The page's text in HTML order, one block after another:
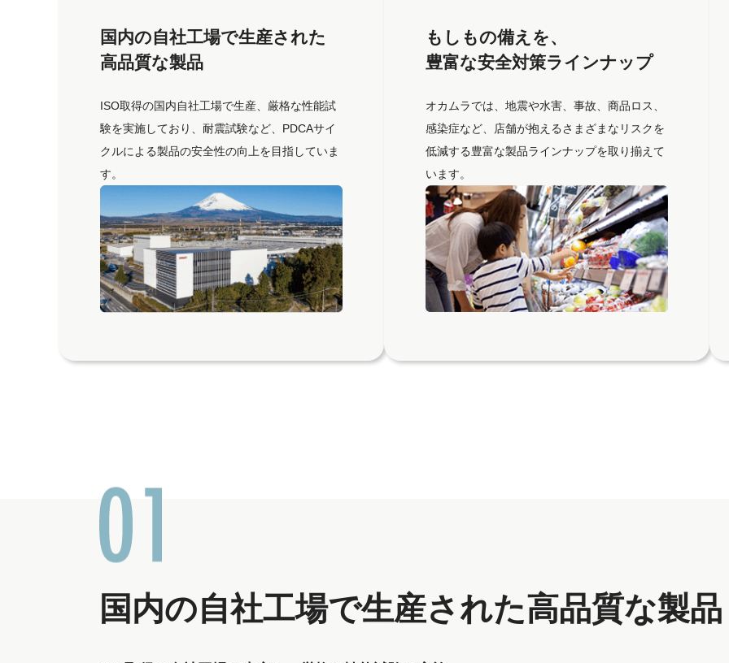
国内の自社工場で生産された
高品質な製品
ISO取得の国内自社工場で生産、厳格な性能試
験を実施しており、耐震試験など、PDCAサイ
クルによる製品の安全性の向上を目指していま
す。
もしもの備えを、
豊富な安全対策ラインナップ
オカムラでは、地震や水害、事故、商品ロス、
感染症など、店舗が抱えるさまざまなリスクを
低減する豊富な製品ラインナップを取り揃えて
います。
国内の自社工場で生産された高品質な製品